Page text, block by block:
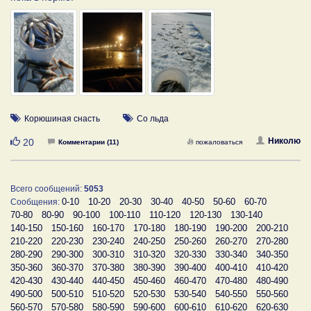
Корюшиная снасть Со льда
Нравится
20 Комментарии (11) Николю
пожаловаться
Всего сообщений: 5053
Сообщения: 0-10 10-20 20-30 30-40 40-50 50-60
60-70
70-80
80-90 90-100 100-110 110-120 120-130
130-140
140-150
150-160 160-170 170-180 180-190 190-200
200-210
210-220
220-230 230-240 240-250 250-260 260-270
270-280
280-290
290-300 300-310 310-320 320-330 330-340
340-350
350-360
360-370 370-380 380-390 390-400 400-410
410-420
420-430
430-440 440-450 450-460 460-470 470-480
480-490
490-500
500-510 510-520 520-530 530-540 540-550
550-560
560-570
570-580 580-590 590-600 600-610 610-620 620-630